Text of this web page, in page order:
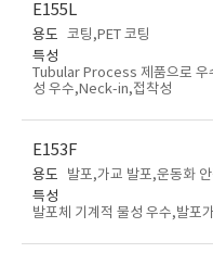
E155L
용도 코팅,PET 코팅
특성
Tubular Process 제품으로 우
성 우수,Neck-in,접착성
E153F
용도
발포,가교 발포,운동화
특성
발포체 기계적 물성 우수,발포